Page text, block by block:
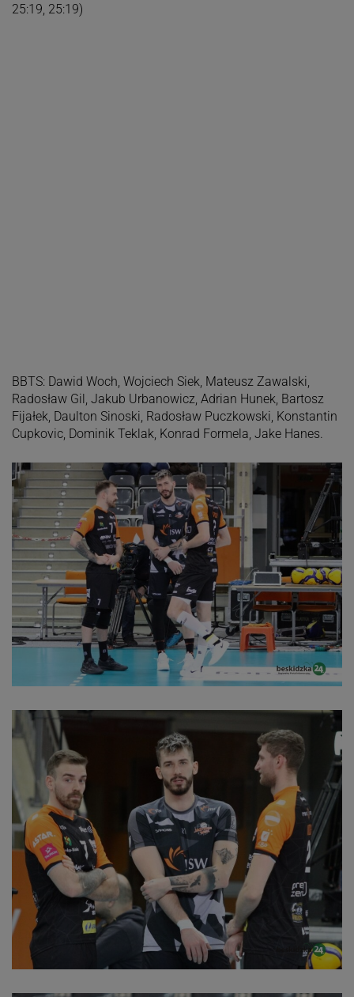
25:19, 25:19)
BBTS: Dawid Woch, Wojciech Siek, Mateusz Zawalski,
Radosław Gil, Jakub Urbanowicz, Adrian Hunek, Bartosz
Fijałek, Daulton Sinoski, Radosław Puczkowski, Konstantin
Cupkovic, Dominik Teklak, Konrad Formela, Jake Hanes.